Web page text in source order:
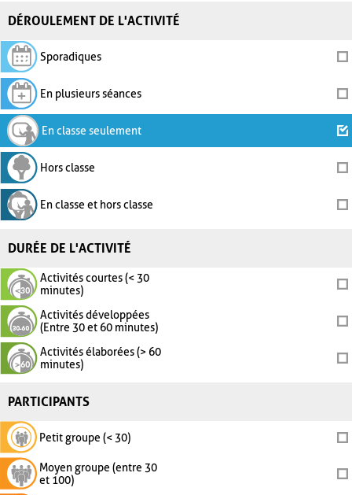
DÉROULEMENT DE L'ACTIVITÉ
Sporadiques
En plusieurs séances
En classe seulement
Hors classe
En classe et hors classe
DURÉE DE L'ACTIVITÉ
Activités courtes (< 30
minutes)
Activités développées
(Entre 30 et 60 minutes)
Activités élaborées (> 60
minutes)
PARTICIPANTS
Petit groupe (< 30)
Moyen groupe (entre 30
et 100)